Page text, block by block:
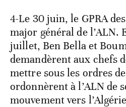
4-Le 30 juin, le GPRA
major général de l’ALN.
juillet, Ben Bella et
demandèrent aux chefs
mettre sous les ordres
ordonnèrent à l’ALN de
mouvement vers